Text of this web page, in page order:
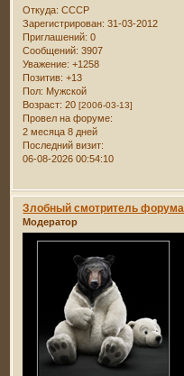
Откуда: СССР
Зарегистрирован: 31-03-2012
Приглашений: 0
Сообщений: 3907
Уважение: +1258
Позитив: +13
Пол: Мужской
Возраст: 20[2006-03-13]
Провел на форуме:
2 месяца 8 дней
Последний визит:
06-08-2026 00:54:10
Злобный смотритель форума
Модератор